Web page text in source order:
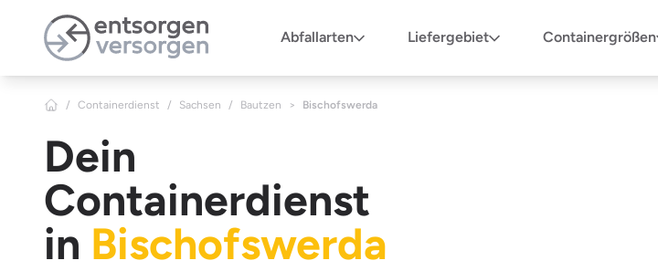
Abfallarten
Liefergebiet Containergrößen
/ Containerdienst / Sachsen / Bautzen > Bischofswerda
Dein
Containerdienst
in Bischofswerda